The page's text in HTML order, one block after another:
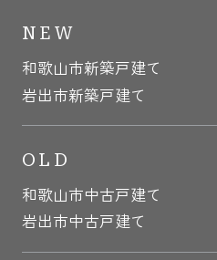
NEW
和歌山市新築戸建て
岩出市新築戸建て
OLD
和歌山市中古戸建て
岩出市中古戸建て